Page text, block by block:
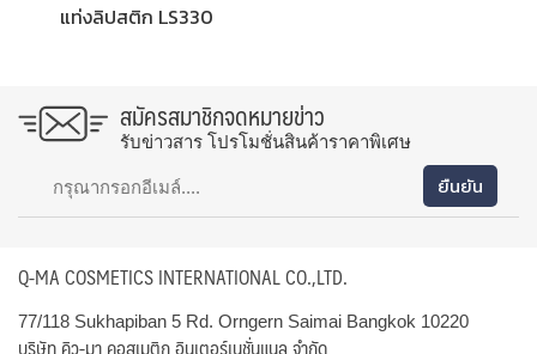
แท่งลิปสติก LS330
สมัครสมาชิกจดหมายข่าว
รับข่าวสาร โปรโมชั่นสินค้าราคาพิเศษ
Q-MA COSMETICS INTERNATIONAL CO.,LTD.
77/118 Sukhapiban 5 Rd. Orngern Saimai Bangkok 10220